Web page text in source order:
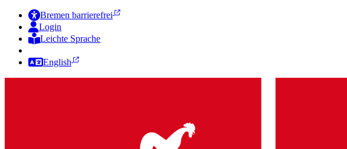
Bremen barrierefrei
Login
Leichte Sprache
English